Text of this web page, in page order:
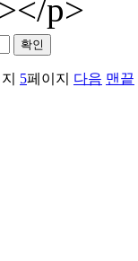
p>
확인
5페이지 다음 맨끝